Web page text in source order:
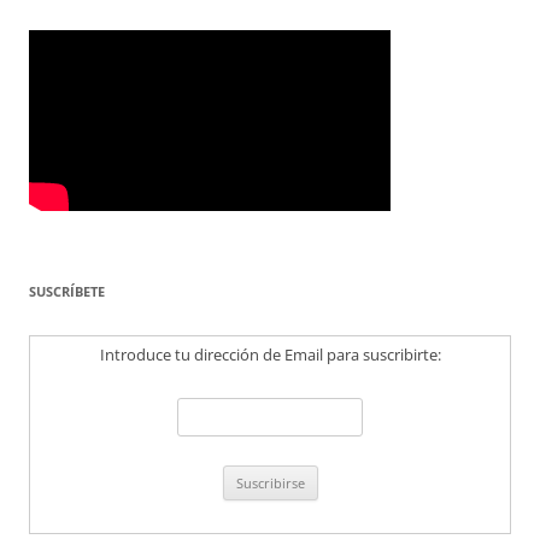
SUSCRÍBETE
Introduce tu dirección de Email para suscribirte: